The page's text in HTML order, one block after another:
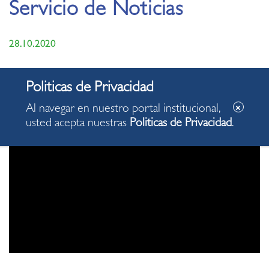
Servicio de Noticias
28.10.2020
del Servicio de Noticias de la Municipalidad de Miraflores
de hoy miércoles, 28 de octubre de 2020, con algunas de
las acciones desarrolladas en nuestro distrito.
Al navegar en nuestro portal institucional,
usted acepta nuestras Politicas de Privacidad.